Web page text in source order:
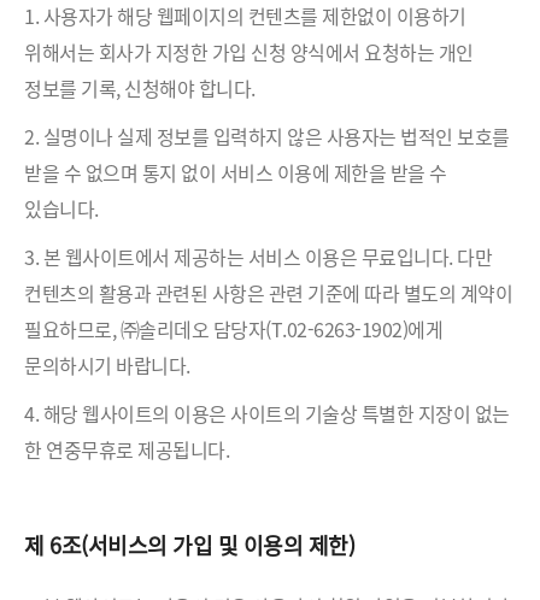
1. 사용자가 해당 웹페이지의 컨텐츠를 제한없이 이용하기
위해서는 회사가 지정한 가입 신청 양식에서 요청하는 개인
정보를 기록, 신청해야 합니다.
2. 실명이나 실제 정보를 입력하지 않은 사용자는 법적인 보호를
받을 수 없으며 통지 없이 서비스 이용에 제한을 받을 수
있습니다.
3. 본 웹사이트에서 제공하는 서비스 이용은 무료입니다. 다만
컨텐츠의 활용과 관련된 사항은 관련 기준에 따라 별도의 계약이
필요하므로, ㈜솔리데오 담당자(T.02-6263-1902)에게
문의하시기 바랍니다.
4. 해당 웹사이트의 이용은 사이트의 기술상 특별한 지장이 없는
한 연중무휴로 제공됩니다.
제 6조(서비스의 가입 및 이용의 제한)